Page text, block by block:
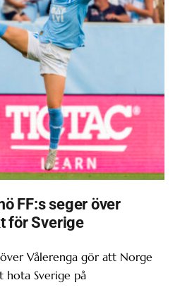
FF:s seger över
för Sverige
över Vålerenga gör att Norge
hota Sverige på